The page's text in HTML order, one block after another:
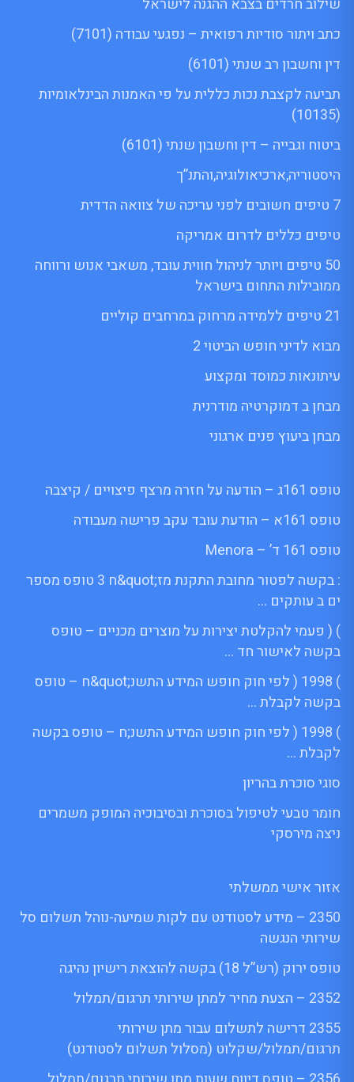
שילוב חרדים בצבא ההגנה לישראל
כתב ויתור סודיות רפואית – נפגעי עבודה (7101)
דין וחשבון רב שנתי (6101)
תביעה לקצבת נכות כללית על פי האמנות הבינלאומיות
(10135)
ביטוח וגבייה – דין וחשבון שנתי (6101)
היסטוריה,ארכיאולוגיה,והתנ”ך
7 טיפים חשובים לפני עריכה של צוואה הדדית
טיפים כללים לדרום אמריקה
50 טיפים ויותר לניהול חווית עובד, משאבי אנוש ורווחה
ממובילות התחום בישראל
21 טיפים ללמידה מרחוק במרחבים קוליים
מבוא לדיני חופש הביטוי 2
עיתונאות כמוסד ומקצוע
מבחן ב דמוקרטיה מודרנית
מבחן ביעוץ פנים ארגוני
טופס 161ג – הודעה על חזרה מרצף פיצויים / קיצבה
טופס 161א – הודעת עובד עקב פרישה מעבודה
טופס 161 ד’ – Menora
: בקשה לפטור מחובת התקנת מז;quot&ח 3 טופס מספר
ים ב עותקים …
) ( פעמי להקלטת יצירות על מוצרים מכניים – טופס
בקשה לאישור חד …
) 1998 ( לפי חוק חופש המידע התשנ;quot&ח – טופס
בקשה לקבלת …
) 1998 ( לפי חוק חופש המידע התשנ;ח – טופס בקשה
לקבלת …
סוגי סוכרת בהריון
חומר טבעי לטיפול בסוכרת ובסיבוכיה המופק משמרים
ניצה מירסקי
אזור אישי ממשלתי
2350 – מידע לסטודנט עם לקות שמיעה-נוהל תשלום סל
שירותי הנגשה
טופס ירוק (רש”ל 18) בקשה להוצאת רישיון נהיגה
2352 – הצעת מחיר למתן שירותי תרגום/תמלול
2355 דרישה לתשלום עבור מתן שירותי
תרגום/תמלול/שקלוט (מסלול תשלום לסטודנט)